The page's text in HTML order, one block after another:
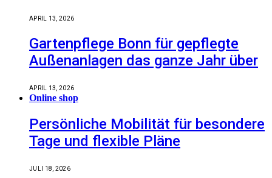
APRIL 13, 2026
Gartenpflege Bonn für gepflegte
Außenanlagen das ganze Jahr über
APRIL 13, 2026
Online shop
Persönliche Mobilität für besondere
Tage und flexible Pläne
JULI 18, 2026